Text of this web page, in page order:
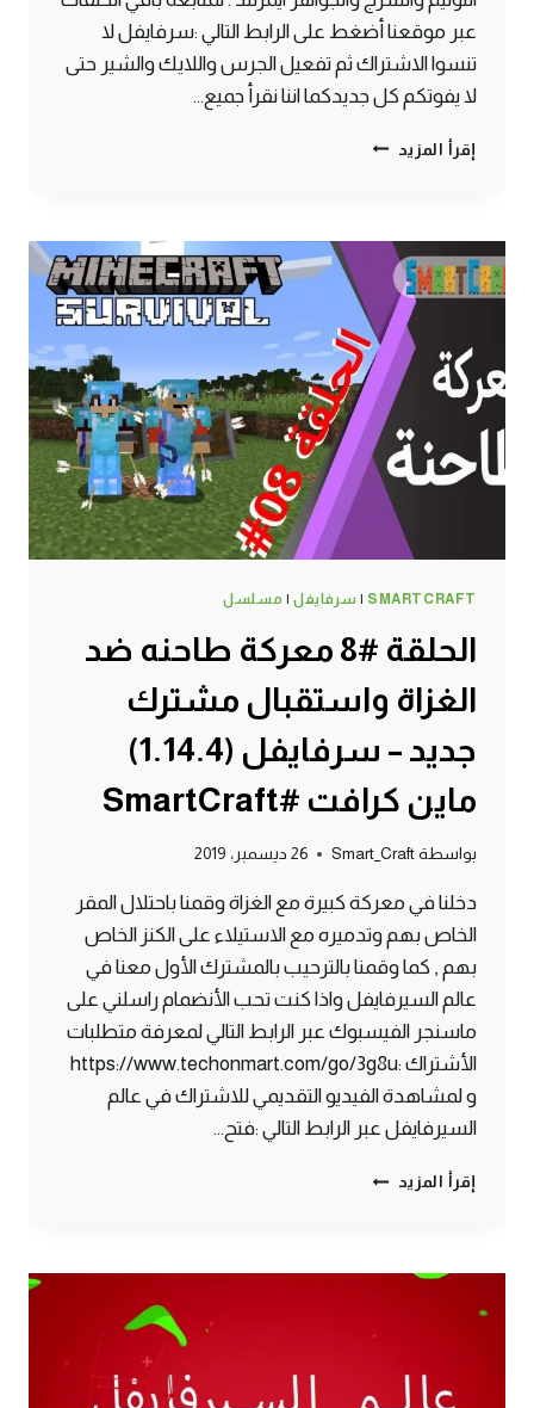
عبر موقعنا أضغط على الرابط التالي :سرفايفل لا
تنسوا الاشتراك ثم تفعيل الجرس واللايك والشير حتى
لا يفوتكم كل جديدكما اننا نقرأ جميع…
إقرأ المزيد الحلقة
الغزاة
بلجر
–
سرفايفل
(1.14.4)
ماين
كرافت
#SMARTCRAFT
SMARTCRAFT
| سرفايفل| مسلسل
الحلقة #8 معركة طاحنه ضد
الغزاة واستقبال مشترك
جديد – سرفايفل (1.14.4)
ماين كرافت #SmartCraft
بواسطة Smart_Craft 26 ديسمبر، 2019
دخلنا في معركة كبيرة مع الغزاة وقمنا باحتلال المقر
الخاص بهم وتدميره مع الاستيلاء على الكنز الخاص
بهم , كما وقمنا بالترحيب بالمشترك الأول معنا في
عالم السيرفايفل واذا كنت تحب الأنضمام راسلني على
ماسنجر الفيسبوك عبر الرابط التالي لمعرفة متطلبات
الأشتراك :https://www.techonmart.com/go/3g8u
و لمشاهدة الفيديو التقديمي للاشتراك في عالم
السيرفايفل عبر الرابط التالي :فتح…
إقرأ المزيد الحلقة
ضد